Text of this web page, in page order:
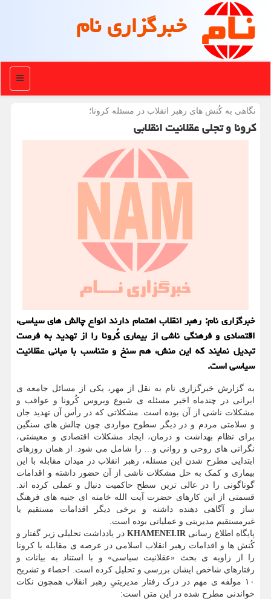
خبرگزاری نام
منو
نگاهی به كُنش های رهبر انقلاب در مسئله كرونا؛
كرونا و تجلی عقلانیت انقلابی
خبرگزاری نام: رهبر انقلاب اهتمام دارند انواع چالش های سیاسی،
اقتصادی و فرهنگی ناشی از بیماری كُرونا را از تهدید به فرصت
تبدیل نمایند كه این منش، هم سنخ و متناسب با مبانی عقلانیت
سیاسی است.
به گزارش خبرگزاری نام به نقل از مهر، یکی از مسائل جامعه ی
ایرانی در چندماه اخیر مسئله ی شیوع ویروس کُرونا و عواقب و
مشکلات ناشی از آن بوده است. مشکلاتی که در رأس آن تهدید جان
و سلامتی مردم و در دیگر سطوح مواردی چون چالش های سنگین
برای نظام بهداشت و درمان، ایجاد مشکلات اقتصادی و معیشتی،
نگرانی های روحی و روانی و… را شامل می شود. از همان روزهای
ابتدایی مطرح شدن این مسئله، رهبر انقلاب در میدان مقابله با این
بیماری و کمک به حل مشکلات ناشی از آن حضور داشته و اقدامات
گوناگونی را در عالی ترین سطح حاکمیت دنبال و عملی کرده اند.
قسمتی از این کارهای حضرت آیت الله خامنه ای جنبه های فرهنگ
ساز و آگاهی دهنده داشته و برخی دیگر اقدامات مستقیم یا
غیرمستقیم مدیریتی و عملیاتی بوده است.
پایگاه اطلاع رسانی
در یادداشت تحلیلی زیر گفتار و
کُنش ها و اقدامات رهبر انقلاب اسلامی در عرصه ی مقابله با کرونا
را از زاویه ی بحث «عقلانیت سیاسی» و با استناد به بیانات و
رفتارهای شاخص ایشان بررسی و تحلیل کرده است. احصاء و تشریح
۱۰ مولفه ی مهم در درک رفتار مدیریتیِ رهبر انقلاب همچون نکات
خواندنی مطرح شده در این متن است: